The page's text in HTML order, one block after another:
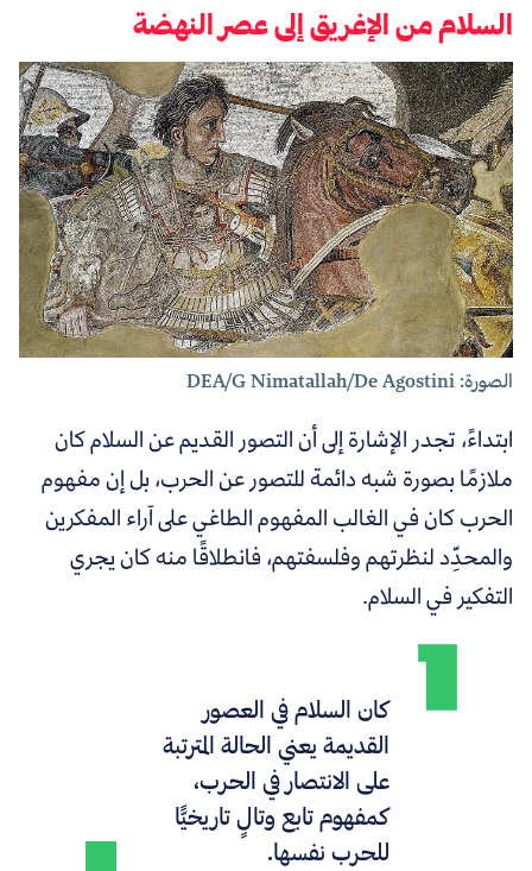
السلام من الإغريق إلى عصر النهضة
الصورة: DEA/G Nimatallah/De Agostini
ابتداءً، تجدر الإشارة إلى أن التصور القديم عن السلام كان
ملازمًا بصورة شبه دائمة للتصور عن الحرب، بل إن مفهوم
الحرب كان في الغالب المفهوم الطاغي على آراء المفكرين
والمحدِّد لنظرتهم وفلسفتهم، فانطلاقًا منه كان يجري
التفكير في السلام.
كان السلام في العصور
القديمة يعني الحالة المترتبة
على الانتصار في الحرب،
كمفهوم تابع وتالٍ تاريخيًّا
للحرب نفسها.